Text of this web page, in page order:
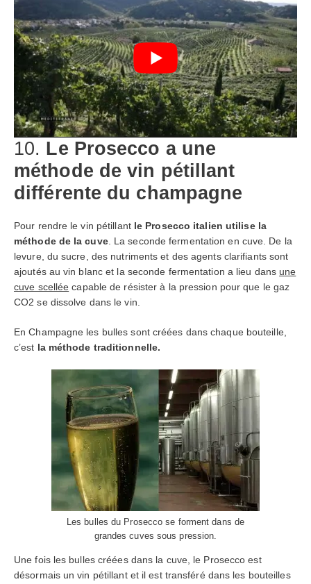
10. Le Prosecco a une
méthode de vin pétillant
différente du champagne
Pour rendre le vin pétillant le Prosecco italien utilise la
méthode de la cuve. La seconde fermentation en cuve. De la
levure, du sucre, des nutriments et des agents clarifiants sont
ajoutés au vin blanc et la seconde fermentation a lieu dans une
cuve scellée capable de résister à la pression pour que le gaz
CO2 se dissolve dans le vin.
En Champagne les bulles sont créées dans chaque bouteille,
c’est la méthode traditionnelle.
Les bulles du Prosecco se forment dans de
grandes cuves sous pression.
Une fois les bulles créées dans la cuve, le Prosecco est
désormais un vin pétillant et il est transféré dans les bouteilles